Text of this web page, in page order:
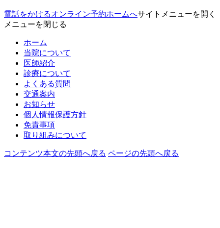
電話をかけるオンライン予約ホームへサイトメニューを開く
メニューを閉じる
ホーム
当院について
医師紹介
診療について
よくある質問
交通案内
お知らせ
個人情報保護方針
免責事項
取り組みについて
コンテンツ本文の先頭へ戻る ページの先頭へ戻る